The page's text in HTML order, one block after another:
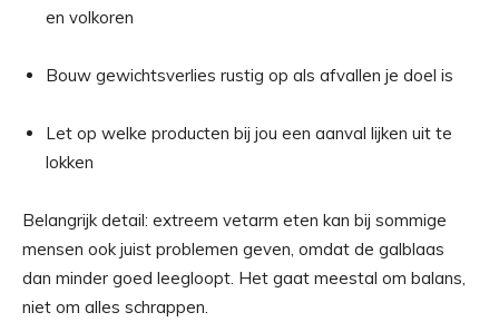
en volkoren
Bouw gewichtsverlies rustig op als afvallen je doel is
Let op welke producten bij jou een aanval lijken uit te
lokken
Belangrijk detail: extreem vetarm eten kan bij sommige
mensen ook juist problemen geven, omdat de galblaas
dan minder goed leegloopt. Het gaat meestal om balans,
niet om alles schrappen.